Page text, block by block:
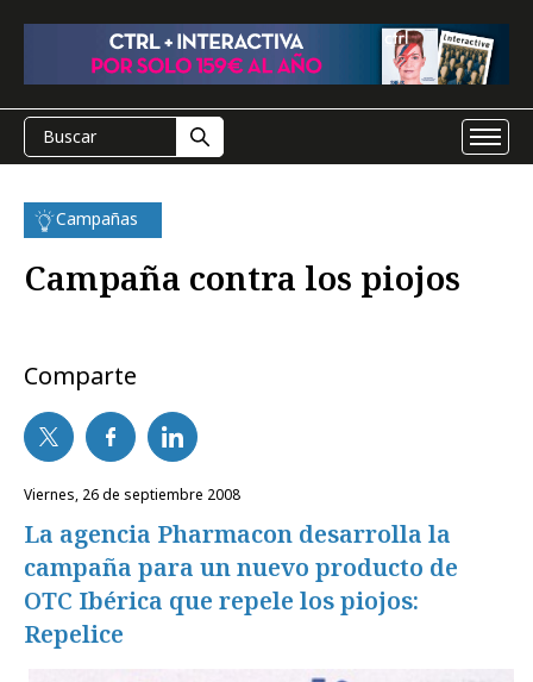
Campañas
Campaña contra los piojos
Comparte
viernes, 26 de septiembre 2008
La agencia Pharmacon desarrolla la
campaña para un nuevo producto de
OTC Ibérica que repele los piojos:
Repelice